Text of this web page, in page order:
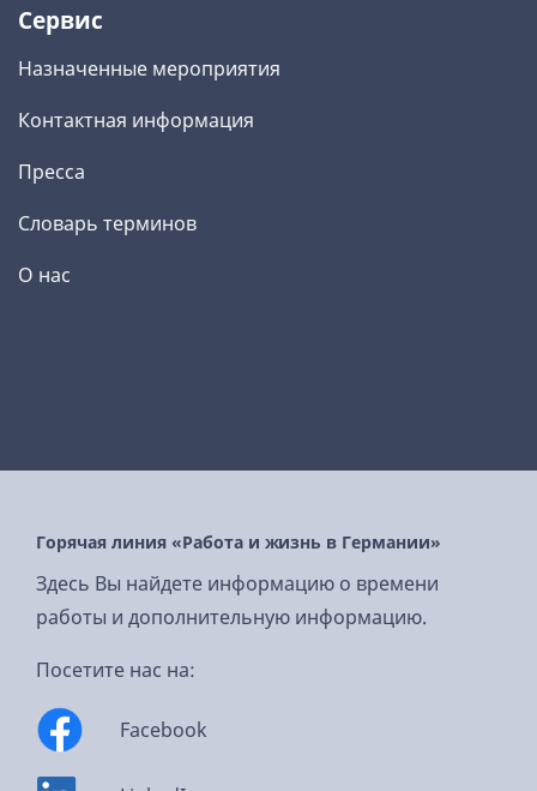
Сервис
Назначенные мероприятия
Контактная информация
Пресса
Словарь терминов
О нас
Горячая линия «Работа и жизнь в Германии»
Здесь Вы найдете информацию о времени
работы и дополнительную информацию.
Посетите нас на:
Facebook